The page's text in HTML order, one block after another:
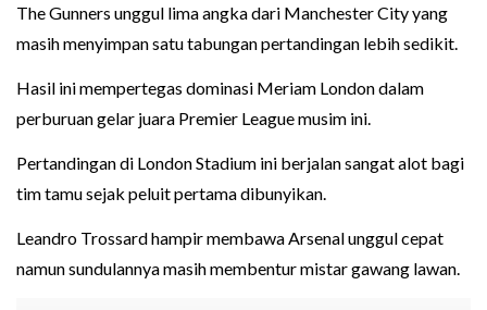
The Gunners unggul lima angka dari Manchester City yang
masih menyimpan satu tabungan pertandingan lebih sedikit.
Hasil ini mempertegas dominasi Meriam London dalam
perburuan gelar juara Premier League musim ini.
Pertandingan di London Stadium ini berjalan sangat alot bagi
tim tamu sejak peluit pertama dibunyikan.
Leandro Trossard hampir membawa Arsenal unggul cepat
namun sundulannya masih membentur mistar gawang lawan.